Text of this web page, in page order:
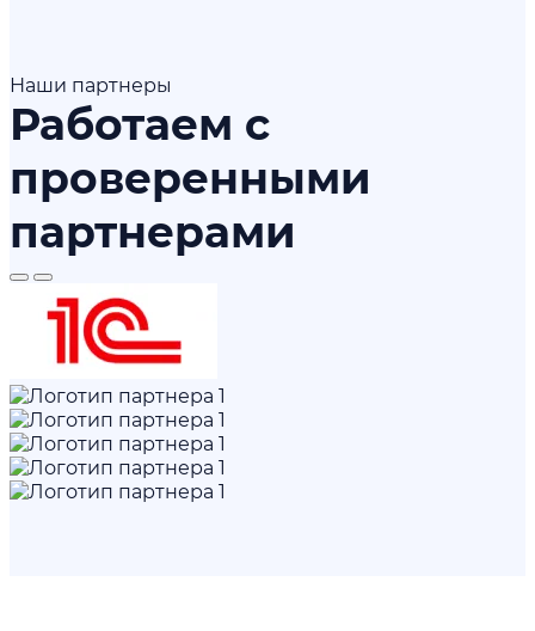
Наши партнеры
Работаем с
проверенными
партнерами